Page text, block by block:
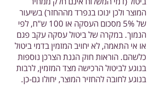
המוצר ולכן ינוכו בנפרד מההחזר) בשיעור
של 5% מסכום העסקה או 100 ש"ח, לפי
הנמוך. במקרה של ביטול עסקה עקב פגם
או אי התאמה, לא יחויב המזמין בדמי ביטול
כלשהם. הוראות חוק הגנת הצרכן נוספות
בנוגע לביטול הרכישה מצד המזמין, לרבות
בנוגע לחובה להחזיר המוצר, יחולו גם-כן.